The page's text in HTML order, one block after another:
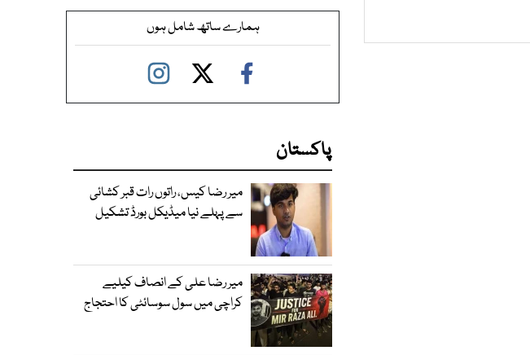
ہمارے ساتھ شامل ہوں
پاکستان
میر رضا کیس، راتوں رات قبر کشائی
سے پہلے نیا میڈیکل بورڈ تشکیل
میر رضا علی کے انصاف کیلیے
کراچی میں سول سوسائٹی کا احتجاج